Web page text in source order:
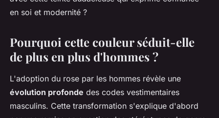
en soi et modernité ?
Pourquoi cette couleur séduit-elle
de plus en plus d'hommes ?
L'adoption du rose par les hommes révèle une
évolution profonde des codes vestimentaires
masculins. Cette transformation s'explique d'abord